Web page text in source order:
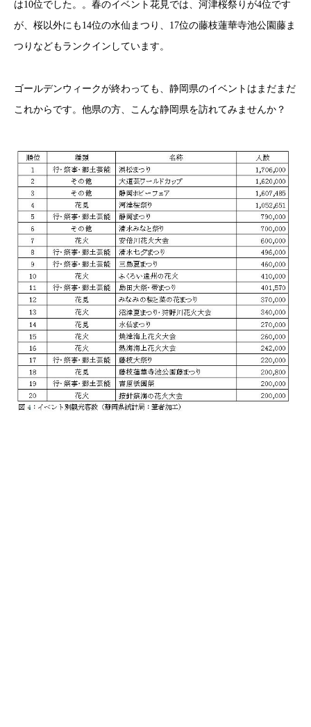
は10位でした。。春のイベント花見では、河津桜祭りが4位です
が、桜以外にも14位の水仙まつり、17位の藤枝蓮華寺池公園藤ま
つりなどもランクインしています。
ゴールデンウィークが終わっても、静岡県のイベントはまだまだ
これからです。他県の方、こんな静岡県を訪れてみませんか？